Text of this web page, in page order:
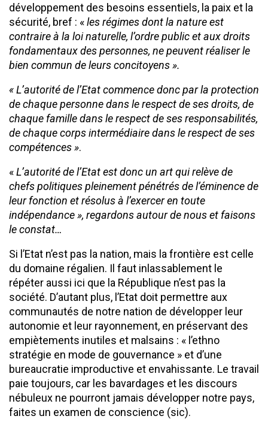
développement des besoins essentiels, la paix et la
sécurité, bref : «les régimes dont la nature est
contraire à la loi naturelle, l’ordre public et aux droits
fondamentaux des personnes, ne peuvent réaliser le
bien commun de leurs concitoyens ».
« L’autorité de l’Etat commence donc par la protection
de chaque personne dans le respect de ses droits, de
chaque famille dans le respect de ses responsabilités,
de chaque corps intermédiaire dans le respect de ses
compétences ».
«L’autorité de l’Etat est donc un art qui relève de
chefs politiques pleinement pénétrés de l’éminence de
leur fonction et résolus à l’exercer en toute
indépendance », regardons autour de nous et faisons
le constat…
Si l’Etat n’est pas la nation, mais la frontière est celle
du domaine régalien. Il faut inlassablement le
répéter aussi ici que la République n’est pas la
société. D’autant plus, l’Etat doit permettre aux
communautés de notre nation de développer leur
autonomie et leur rayonnement, en préservant des
empiètements inutiles et malsains : « l’ethno
stratégie en mode de gouvernance » et d’une
bureaucratie improductive et envahissante. Le travail
paie toujours, car les bavardages et les discours
nébuleux ne pourront jamais développer notre pays,
faites un examen de conscience (sic).